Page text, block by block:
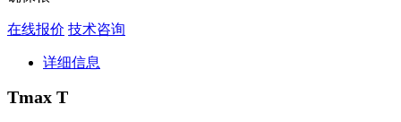
在线报价 技术咨询
详细信息
Tmax T